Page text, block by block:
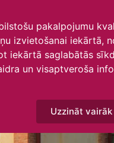
pakalpojumu
izvietošanai iekārtā,
iekārtā saglabātās
un visaptveroša
Uzzināt vairāk